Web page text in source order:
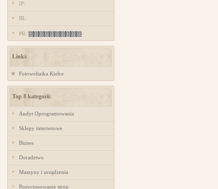
IP:
BL:
PR:
Linki:
Fotowoltaika Kielce
Top 8 kategorii:
Audyt Oprogramowania
Sklepy internetowe
Biznes
Doradztwo
Maszyny i urządzenia
Pozycjonowanie stron